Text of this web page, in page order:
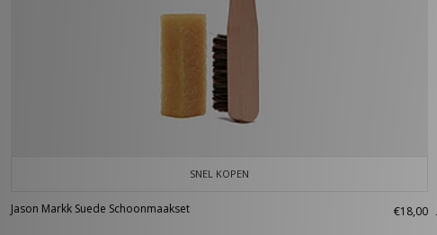
SNEL KOPEN
Jason Markk Suede Schoonmaakset €18,00